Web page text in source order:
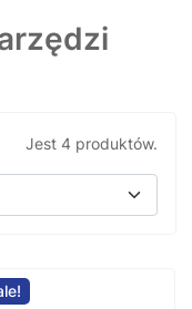
Jest 4 produktów.